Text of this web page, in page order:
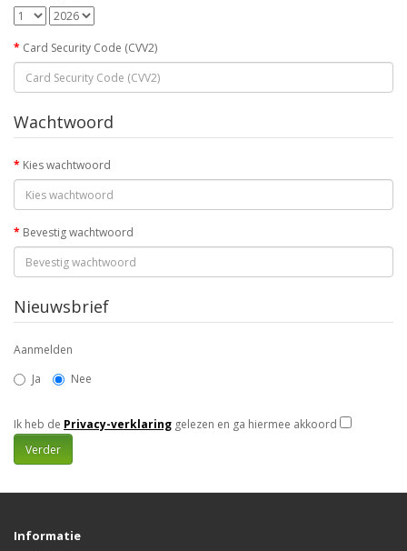
Card Security Code (CVV2)
Wachtwoord
Kies wachtwoord
Bevestig wachtwoord
Nieuwsbrief
Aanmelden
Ja
Nee
Ik heb de Privacy-verklaring gelezen en ga hiermee akkoord
Informatie